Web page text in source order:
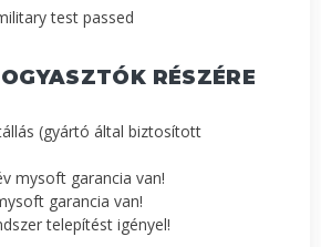
test passed
RÉSZÉRE
(gyártó által biztosított
mysoft garancia van!
garancia van!
telepítést igényel!